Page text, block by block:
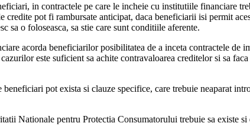
in contractele pe care le incheie cu institutiile financiare
credite pot fi rambursate anticipat, daca beneficiarii isi permit
sa o foloseasca, sa stie care sunt conditiile aferente.
acorda beneficiarilor posibilitatea de a inceta contractele de
este suficient sa achite contravaloarea creditelor si sa
pot exista si clauze specifice, care trebuie neaparat
Nationale pentru Protectia Consumatorului trebuie sa existe